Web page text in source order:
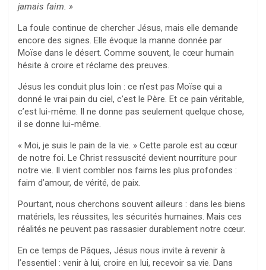
jamais faim. »
La foule continue de chercher Jésus, mais elle demande
encore des signes. Elle évoque la manne donnée par
Moïse dans le désert. Comme souvent, le cœur humain
hésite à croire et réclame des preuves.
Jésus les conduit plus loin : ce n’est pas Moïse qui a
donné le vrai pain du ciel, c’est le Père. Et ce pain véritable,
c’est lui-même. Il ne donne pas seulement quelque chose,
il se donne lui-même.
« Moi, je suis le pain de la vie. » Cette parole est au cœur
de notre foi. Le Christ ressuscité devient nourriture pour
notre vie. Il vient combler nos faims les plus profondes :
faim d’amour, de vérité, de paix.
Pourtant, nous cherchons souvent ailleurs : dans les biens
matériels, les réussites, les sécurités humaines. Mais ces
réalités ne peuvent pas rassasier durablement notre cœur.
En ce temps de Pâques, Jésus nous invite à revenir à
l’essentiel : venir à lui, croire en lui, recevoir sa vie. Dans